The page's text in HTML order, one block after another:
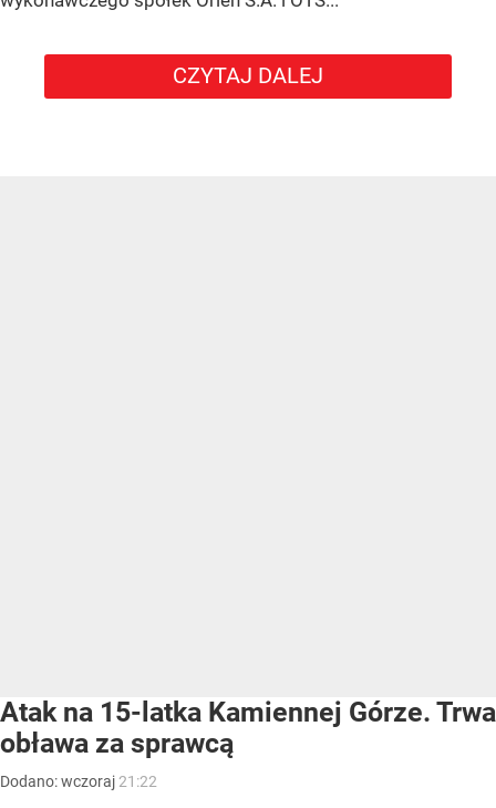
CZYTAJ DALEJ
Atak na 15-latka Kamiennej Górze. Trwa
obława za sprawcą
Dodano:wczoraj 21:22